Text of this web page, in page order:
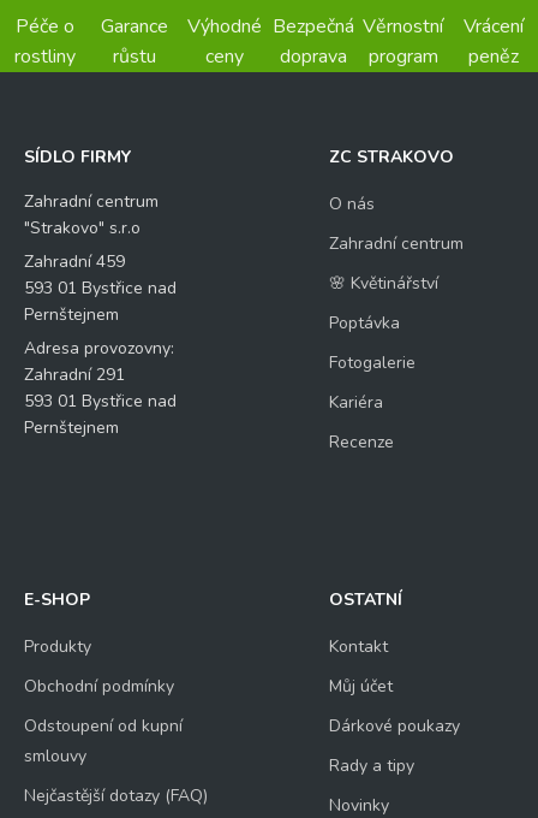
Péče o
rostliny
Garance
růstu
Výhodné
ceny
Bezpečná
doprava
Věrnostní
program
Vrácení
peněz
SÍDLO FIRMY
Zahradní centrum
"Strakovo" s.r.o
Zahradní 459
593 01 Bystřice nad
Pernštejnem
Adresa provozovny:
Zahradní 291
593 01 Bystřice nad
Pernštejnem
ZC STRAKOVO
O nás
Zahradní centrum
🌸 Květinářství
Poptávka
Fotogalerie
Kariéra
Recenze
E-SHOP
Produkty
Obchodní podmínky
Odstoupení od kupní
smlouvy
Nejčastější dotazy (FAQ)
OSTATNÍ
Kontakt
Můj účet
Dárkové poukazy
Rady a tipy
Novinky